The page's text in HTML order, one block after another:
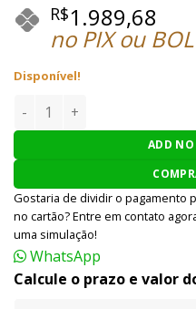
R$1.989,68
no PIX ou
Disponível!
RIFLE AIRSOFT M4 AEG
ADD
Gostaria de dividir o pagamento
no cartão? Entre em contato
uma simulação!
WhatsApp
Calcule o prazo e valor